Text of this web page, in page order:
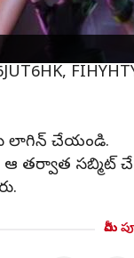
లాగిన్ చేయండి.
ఆ తర్వాత సబ్మిట్
మీరు